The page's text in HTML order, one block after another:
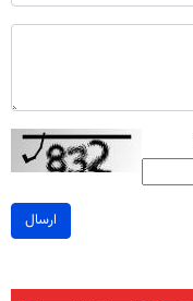
ارسال